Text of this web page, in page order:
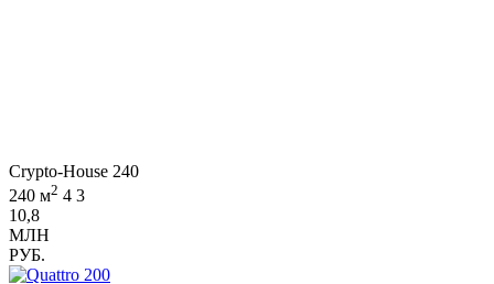
Crypto-House 240
240 м2 4 3
10,8
МЛН
РУБ.